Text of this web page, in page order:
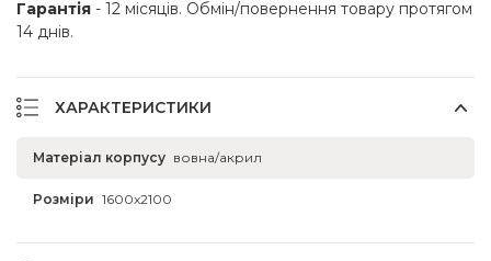
Гарантія - 12 місяців. Обмін/повернення товару протягом
14 днів.
ХАРАКТЕРИСТИКИ
Матеріал корпусу вовна/акрил
Розміри 1600x2100